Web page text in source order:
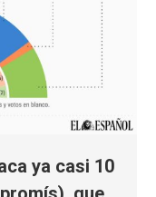
ya casi 10